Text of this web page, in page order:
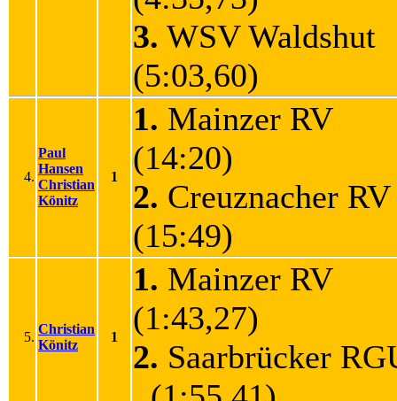
3. WSV Waldshut
(5:03,60)
4.
Paul
Hansen
Christian
Könitz
1
1. Mainzer RV
(14:20)
2. Creuznacher
(15:49)
5.
Christian
Könitz
1
1. Mainzer RV
(1:43,27)
2. Saarbrücker